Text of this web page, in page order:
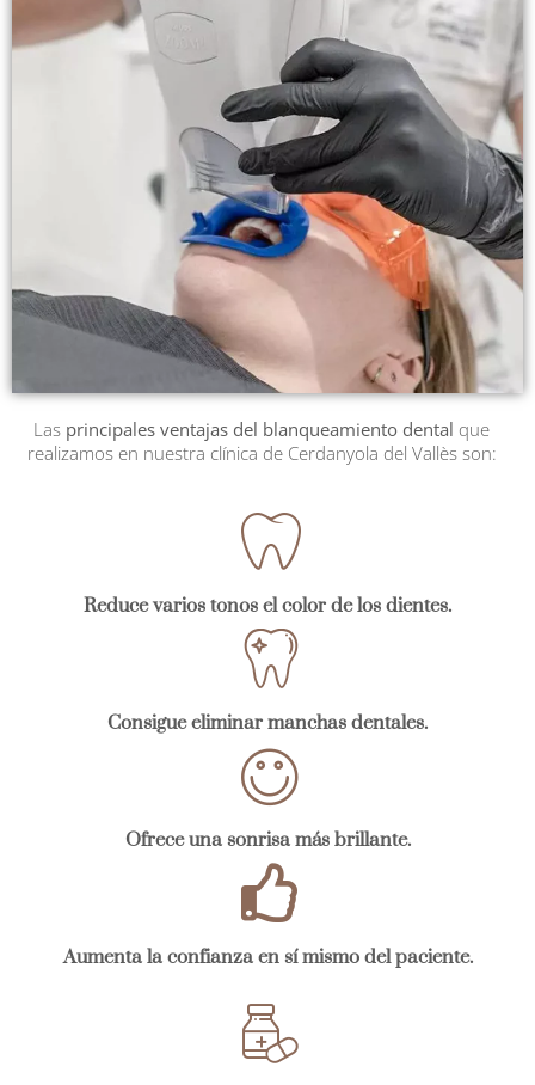
Las principales ventajas del blanqueamiento dental que
realizamos en nuestra clínica de Cerdanyola del Vallès son:
Reduce varios tonos el color de los dientes.
Consigue eliminar manchas dentales.
Ofrece una sonrisa más brillante.
Aumenta la confianza en sí mismo del paciente.